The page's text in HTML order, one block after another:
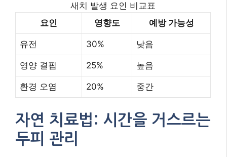
새치 발생 요인 비교표
요인
영향도 예방 가능성
유전 30% 낮음
영양 결핍 25% 높음
환경 오염 20% 중간
자연 치료법: 시간을 거스르는
두피 관리